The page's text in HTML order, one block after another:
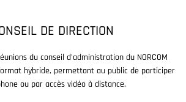
DE DIRECTION
du conseil d'administration du NORCOM
hybride, permettant au public de participer
ou par accès vidéo à distance.